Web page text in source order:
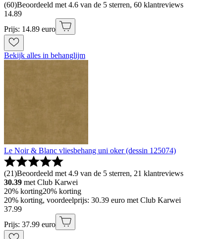
(60)Beoordeeld met 4.6 van de 5 sterren, 60 klantreviews
14.89
Prijs: 14.89 euro
Bekijk alles in behanglijm
Le Noir & Blanc vliesbehang uni oker (dessin 125074)
(21)Beoordeeld met 4.9 van de 5 sterren, 21 klantreviews
30.39 met Club Karwei
20% korting20% korting
20% korting, voordeelprijs: 30.39 euro met Club Karwei
37.99
Prijs: 37.99 euro